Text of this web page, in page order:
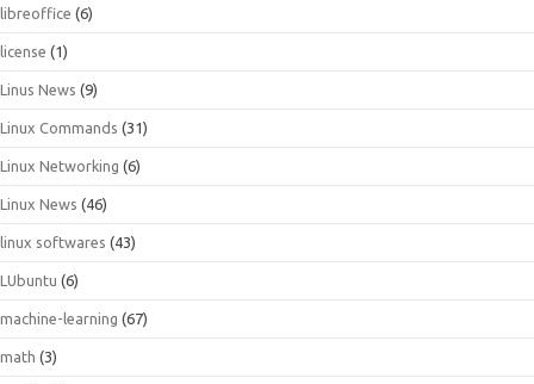
libreoffice (6)
license (1)
Linus News (9)
Linux Commands (31)
Linux Networking (6)
Linux News (46)
linux softwares (43)
LUbuntu (6)
machine-learning (67)
math (3)